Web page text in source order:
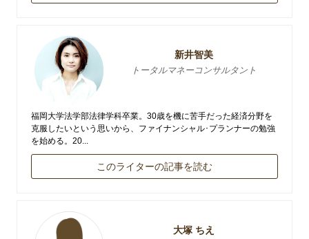
新井智美
トータルマネーコンサルタント
福岡大学法学部法律学科卒業。30歳を機に苦手だった経済分野を
克服したいという思いから、ファイナンシャル･プランナーの勉強
を始める。20...
このライターの記事を読む
大塚 ちえ